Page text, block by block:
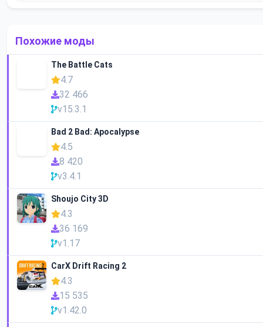
Похожие моды
The Battle Cats
4.7
32 466
v15.3.1
Bad 2 Bad: Apocalypse
4.5
8 420
v3.4.1
Shoujo City 3D
4.3
36 169
v1.17
CarX Drift Racing 2
4.3
15 535
v1.42.0